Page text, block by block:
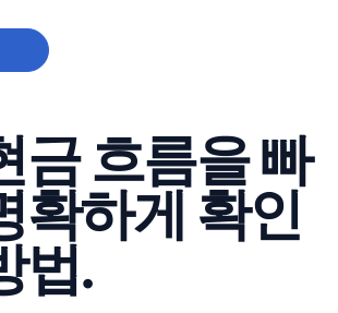
지금 신청하기
금 흐름을 빠
확하게 확인
법.